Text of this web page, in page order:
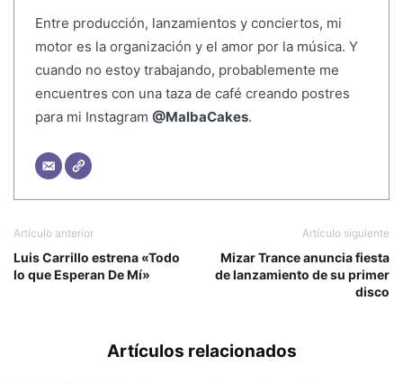
Entre producción, lanzamientos y conciertos, mi
motor es la organización y el amor por la música. Y
cuando no estoy trabajando, probablemente me
encuentres con una taza de café creando postres
para mi Instagram @MalbaCakes.
Artículo anterior
Luis Carrillo estrena «Todo
lo que Esperan De Mí»
Artículo siguiente
Mizar Trance anuncia fiesta
de lanzamiento de su primer
disco
Artículos relacionados